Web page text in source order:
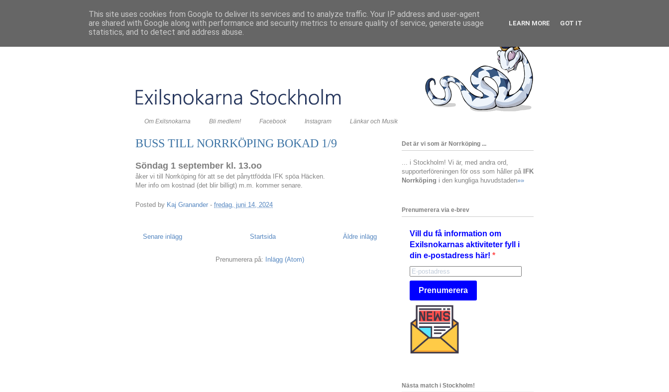
Om Exilsnokarna Bli medlem! Facebook Instagram Länkar och Musik
BUSS TILL NORRKÖPING BOKAD 1/9
Söndag 1 september kl. 13.oo
åker vi till Norrköping för att se det pånyttfödda IFK spöa Häcken.
Mer info om kostnad (det blir billigt) m.m. kommer senare.
Posted by Kaj Granander - fredag, juni 14, 2024
Senare inlägg Äldre inlägg
Startsida
Prenumerera på: Inlägg (Atom)
Det är vi som är Norrköping ...
... i Stockholm! Vi är, med andra ord,
supporterföreningen för oss som håller på
IFK
Norrköping i den kungliga huvudstaden»»
Prenumerera via e-brev
Vill du få information om
Exilsnokarnas aktiviteter fyll i
din e-postadress här!
Prenumerera
Nästa match i Stockholm!
This site uses cookies from Google to deliver its services and to analyze traffic. Your IP address and user-agent
are shared with Google along with performance and security metrics to ensure quality of service, generate usage
statistics, and to detect and address abuse.
LEARN MORE GOT IT